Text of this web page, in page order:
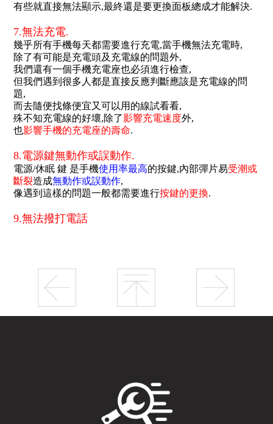
有些就直接無法顯示,最終還是要更換面板總成才能解決.
7.無法充電.
幾乎所有手機每天都需要進行充電,當手機無法充電時,
除了有可能是充電頭及充電線的問題外,
我們還有一個手機充電座也必須進行檢查,
但我們遇到很多人都是直接反應判斷應該是充電線的問
題,
而去隨便找條便宜又可以用的線試看看,
殊不知充電線的好壞,除了影響充電速度外,
也影響手機的充電座的壽命.
8.電源鍵無動作或誤動作.
電源/休眠 鍵 是手機使用率最高的按鍵,內部彈片易受潮或
斷裂造成無動作或誤動作,
像遇到這樣的問題一般都需要進行按鍵的更換.
9.無法撥打電話